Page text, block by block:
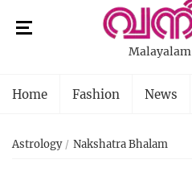
Malayalam
Home Fashion News
Astrology Nakshatra Bhalam